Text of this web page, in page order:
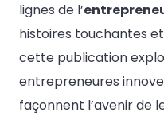
lignes de l’
histoires touchantes
cette publication
entrepreneures
façonnent l’avenir de